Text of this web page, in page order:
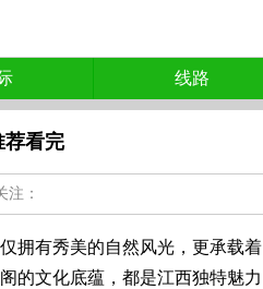
线路
荐看完
：
拥有秀美的自然风光，更承载着
的文化底蕴，都是江西独特魅力